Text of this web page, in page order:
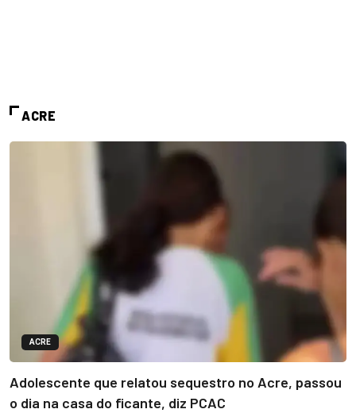
ACRE
ACRE
Adolescente que relatou sequestro no Acre, passou
o dia na casa do ficante, diz PCAC